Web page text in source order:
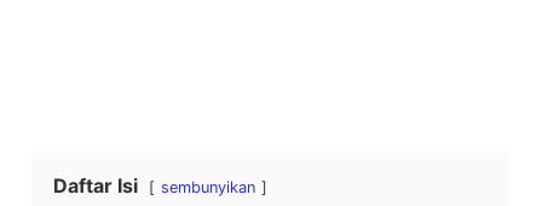
Daftar Isi sembunyikan